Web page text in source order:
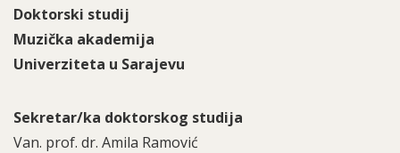
Doktorski studij
Muzička akademija
Univerziteta u Sarajevu
Sekretar/ka doktorskog studija
Van. prof. dr. Amila Ramović